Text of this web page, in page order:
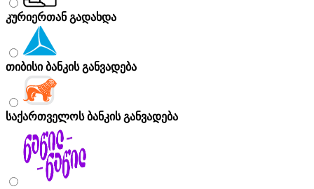
კურიერთან გადახდა
თიბისი ბანკის განვადება
საქართველოს ბანკის განვადება